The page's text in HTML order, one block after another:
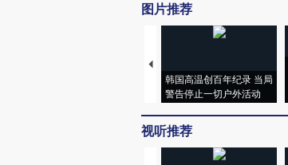
图片推荐
韩国高温创百年纪录 当局
警告停止一切户外活动
视听推荐